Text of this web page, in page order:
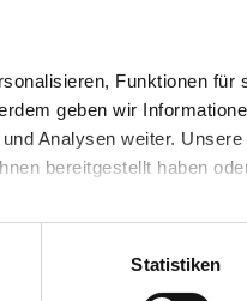
Funktionen für
geben wir
Analysen weiter.
bereitgestellt haben
Statistiken
uns